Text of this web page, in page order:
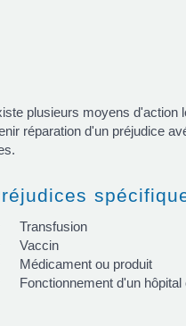
plusieurs moyens
réparation d'un préjudice
Transfusion
Vaccin
Médicament ou produit
Fonctionnement d'un